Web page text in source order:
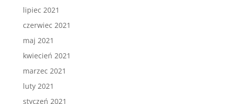
lipiec 2021
czerwiec 2021
maj 2021
kwiecień 2021
marzec 2021
luty 2021
styczeń 2021